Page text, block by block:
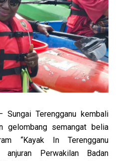
Sungai Terengganu kembali
gelombang semangat belia
“Kayak In Terengganu
anjuran Perwakilan Badan